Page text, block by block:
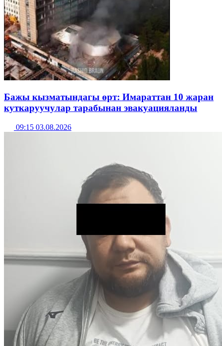
Бажы кызматындагы өрт: Имараттан 10 жаран
куткаруучулар тарабынан эвакуацияланды
09:15 03.08.2026